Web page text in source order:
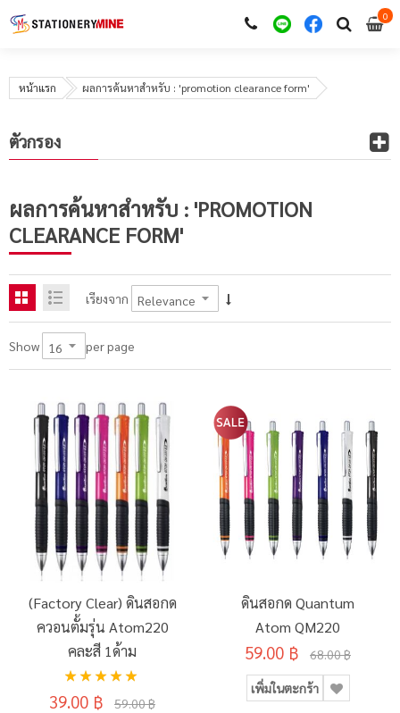
00
หน้าแรก ผลการค้นหาสำหรับ : 'promotion clearance form'
ผลการค้นหาสำหรับ : 'PROMOTION
CLEARANCE FORM'
เรียงจาก
Show per page
(Factory Clear) ดินสอกด
ควอนตั้มรุ่น Atom220
คละสี 1ด้าม
อันดับ:
100%
39.00 ฿ 59.00 ฿
ดินสอกด Quantum
Atom QM220
59.00 ฿ 68.00 ฿
เพิ่มในตะกร้า
ตัวกรอง